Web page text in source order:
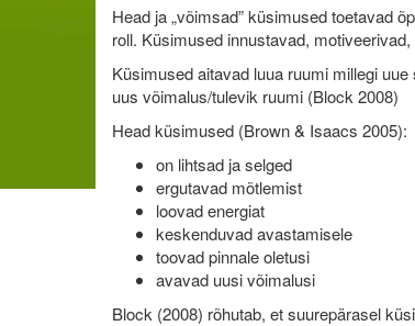
Head ja „võimsad” küsimused toetavad
roll. Küsimused innustavad,
Küsimused aitavad luua ruumi millegi
uus võimalus/tulevik ruumi (Block 2008)
Head küsimused (Brown & Isaacs 2005):
on lihtsad ja selged
ergutavad mõtlemist
loovad energiat
keskenduvad avastamisele
toovad pinnale oletusi
avavad uusi võimalusi
Block (2008) rõhutab, et suurepärasel